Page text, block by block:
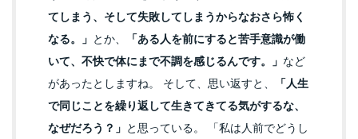
てしまう、そして失敗してしまうからなおさら怖く
なる。」 とか、
「ある人を前にすると苦手意識が働
いて、不快で体にまで不調を感じるんです。」 など
があったとしますね。 そして、思い返すと、
「人生
で同じことを繰り返して生きてきてる気がするな、
なぜだろう？」 と思っている。 「私は人前でどうし